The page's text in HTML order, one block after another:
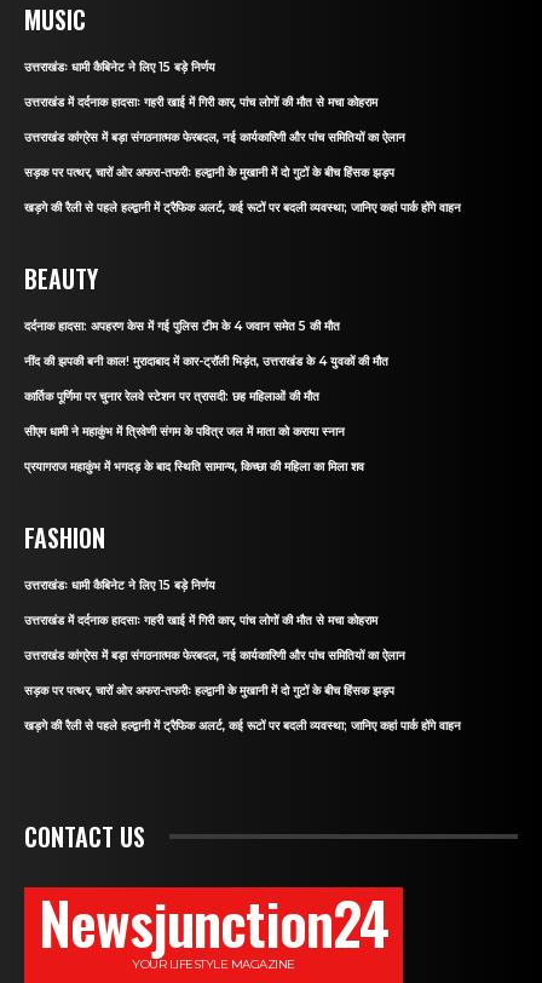
MUSIC
उत्तराखंडः धामी कैबिनेट ने लिए 15 बड़े निर्णय
उत्तराखंड में दर्दनाक हादसाः गहरी खाई में गिरी कार, पांच लोगों की मौत से मचा कोहराम
उत्तराखंड कांग्रेस में बड़ा संगठनात्मक फेरबदल, नई कार्यकारिणी और पांच समितियों का ऐलान
सड़क पर पत्थर, चारों ओर अफरा-तफरीः हल्द्वानी के मुखानी में दो गुटों के बीच हिंसक झड़प
खड़गे की रैली से पहले हल्द्वानी में ट्रैफिक अलर्ट, कई रूटों पर बदली व्यवस्था; जानिए कहां पार्क होंगे वाहन
BEAUTY
दर्दनाक हादसा: अपहरण केस में गई पुलिस टीम के 4 जवान समेत 5 की मौत
नींद की झपकी बनी काल! मुरादाबाद में कार-ट्रॉली भिड़ंत, उत्तराखंड के 4 युवकों की मौत
कार्तिक पूर्णिमा पर चुनार रेलवे स्टेशन पर त्रासदी: छह महिलाओं की मौत
सीएम धामी ने महाकुंभ में त्रिवेणी संगम के पवित्र जल में माता को कराया स्नान
प्रयागराज महाकुंभ में भगदड़ के बाद स्थिति सामान्य, किच्छा की महिला का मिला शव
FASHION
उत्तराखंडः धामी कैबिनेट ने लिए 15 बड़े निर्णय
उत्तराखंड में दर्दनाक हादसाः गहरी खाई में गिरी कार, पांच लोगों की मौत से मचा कोहराम
उत्तराखंड कांग्रेस में बड़ा संगठनात्मक फेरबदल, नई कार्यकारिणी और पांच समितियों का ऐलान
सड़क पर पत्थर, चारों ओर अफरा-तफरीः हल्द्वानी के मुखानी में दो गुटों के बीच हिंसक झड़प
खड़गे की रैली से पहले हल्द्वानी में ट्रैफिक अलर्ट, कई रूटों पर बदली व्यवस्था; जानिए कहां पार्क होंगे वाहन
CONTACT US
Newsjunction24
YOUR LIFESTYLE MAGAZINE